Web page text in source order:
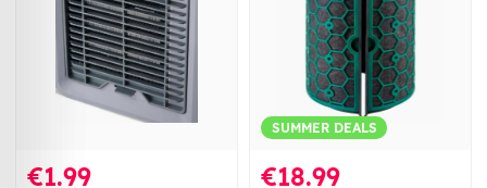
€1.99
SUMMER DEALS
€18.99